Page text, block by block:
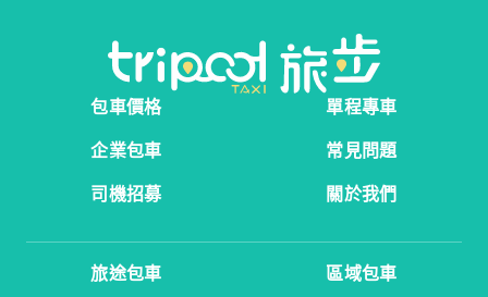
包車價格
單程專車
企業包車
常見問題
司機招募
關於我們
旅途包車 區域包車